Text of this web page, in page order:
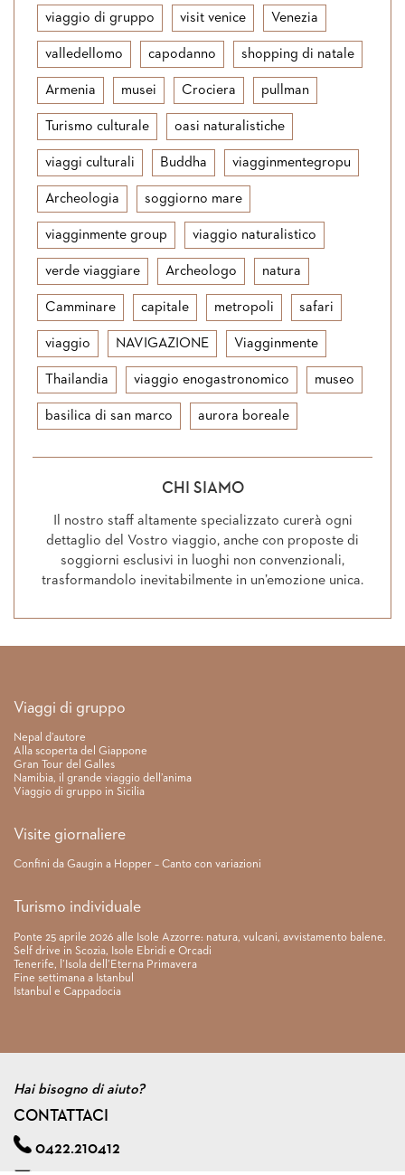
viaggio di gruppo visit venice Venezia
valledellomo capodanno shopping di natale
Armenia musei Crociera pullman
Turismo culturale oasi naturalistiche
viaggi culturali Buddha viagginmentegropu
Archeologia soggiorno mare
viagginmente group viaggio naturalistico
verde viaggiare Archeologo natura
Camminare capitale metropoli safari
viaggio NAVIGAZIONE Viagginmente
Thailandia viaggio enogastronomico museo
basilica di san marco aurora boreale
CHI SIAMO
Il nostro staff altamente specializzato curerà ogni
dettaglio del Vostro viaggio, anche con proposte di
soggiorni esclusivi in luoghi non convenzionali,
trasformandolo inevitabilmente in un’emozione unica.
Link rapidi
Viaggi di gruppo
Nepal d’autore
Alla scoperta del Giappone
Gran Tour del Galles
Namibia, il grande viaggio dell’anima
Viaggio di gruppo in Sicilia
Visite giornaliere
Confini da Gaugin a Hopper – Canto con variazioni
Turismo individuale
Ponte 25 aprile 2026 alle Isole Azzorre: natura, vulcani, avvistamento balene.
Self drive in Scozia, Isole Ebridi e Orcadi
Tenerife, l’Isola dell’Eterna Primavera
Fine settimana a Istanbul
Istanbul e Cappadocia
Hai bisogno di aiuto?
CONTATTACI
0422.210412